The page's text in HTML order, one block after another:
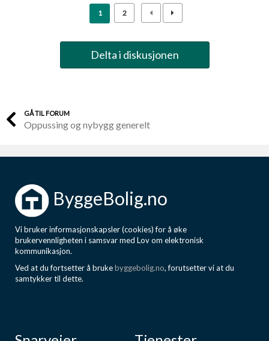
1 2
Delta i diskusjonen
GÅ TIL FORUM
Oppussing og nybygg generelt
ByggeBolig.no
Vi bruker informasjonskapsler (cookies) for å øke
brukervennligheten i samsvar med Lov om elektronisk
kommunikasjon.
Ved at du fortsetter å brukebyggebolig.no, forutsetter vi at du
samtykker til dette.